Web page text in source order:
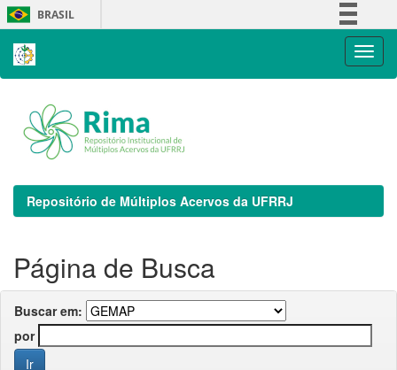
Skip
navigation
BRASIL
Repositório de Múltiplos Acervos da UFRRJ
Página de Busca
Buscar em:
por